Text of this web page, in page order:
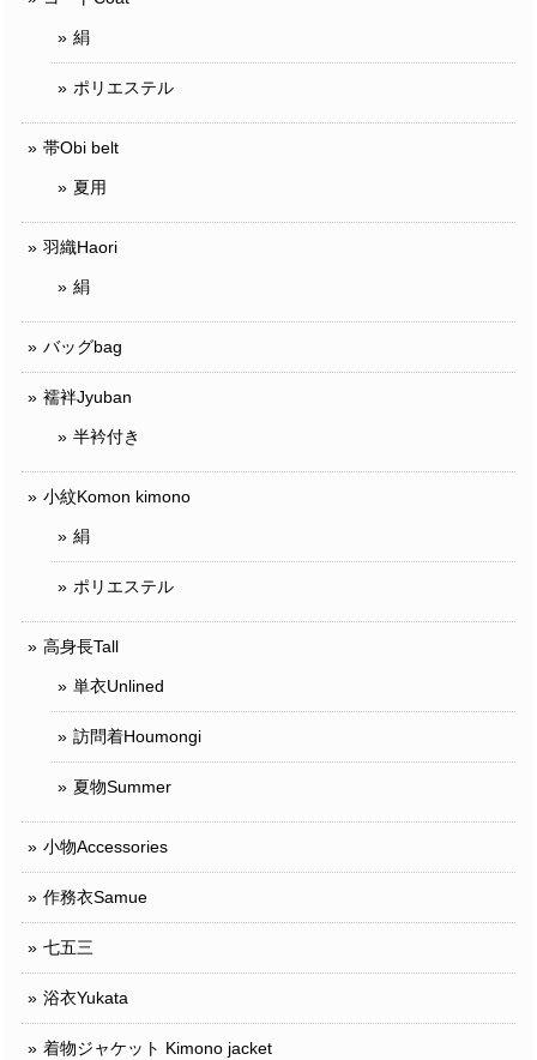
絹
ポリエステル
帯Obi belt
夏用
羽織Haori
絹
バッグbag
襦袢Jyuban
半衿付き
小紋Komon kimono
絹
ポリエステル
高身長Tall
単衣Unlined
訪問着Houmongi
夏物Summer
小物Accessories
作務衣Samue
七五三
浴衣Yukata
着物ジャケット Kimono jacket